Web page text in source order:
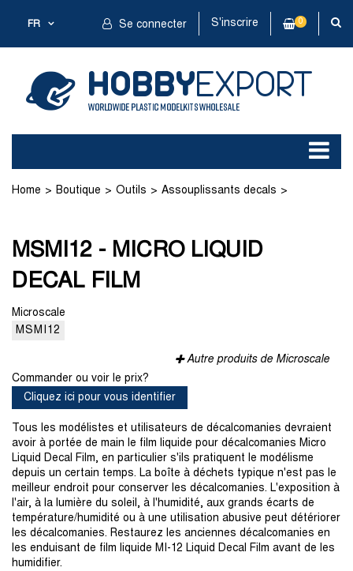
FR Se connecter S'inscrire 0
Home Boutique Outils Assouplissants decals
MSMI12 - MICRO LIQUID
DECAL FILM
Microscale
MSMI12
Autre produits de Microscale
Commander ou voir le prix?
Cliquez ici pour vous identifier
Tous les modélistes et utilisateurs de décalcomanies devraient
avoir à portée de main le film liquide pour décalcomanies Micro
Liquid Decal Film, en particulier s'ils pratiquent le modélisme
depuis un certain temps. La boîte à déchets typique n'est pas le
meilleur endroit pour conserver les décalcomanies. L'exposition à
l'air, à la lumière du soleil, à l'humidité, aux grands écarts de
température/humidité ou à une utilisation abusive peut détériorer
les décalcomanies. Restaurez les anciennes décalcomanies en
les enduisant de film liquide MI-12 Liquid Decal Film avant de les
humidifier.